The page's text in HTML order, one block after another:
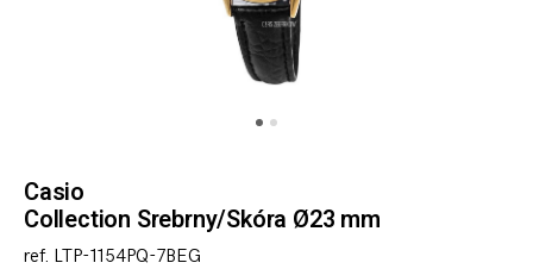
Casio
Collection Srebrny/Skóra Ø23 mm
ref. LTP-1154PQ-7BEG